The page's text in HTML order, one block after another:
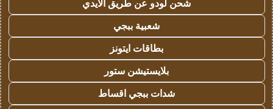
شحن لودو عن طريق الايدي
شعبية ببجي
بطاقات ايتونز
بلايستيشن ستور
شدات ببجي اقساط